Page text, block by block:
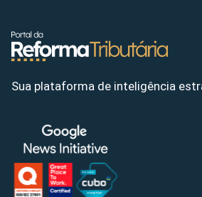
Sua plataforma de inteligência